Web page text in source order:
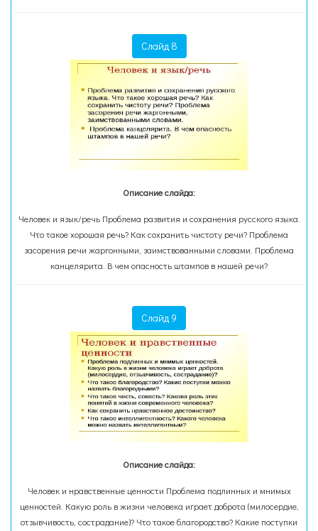
Слайд 8
Описание слайда:
Человек и язык/речь Проблема развития и сохранения русского языка.
Что такое хорошая речь? Как сохранить чистоту речи? Проблема
засорения речи жаргонными, заимствованными словами. Проблема
канцелярита. В чем опасность штампов в нашей речи?
Слайд 9
Описание слайда:
Человек и нравственные ценности Проблема подлинных и мнимых
ценностей. Какую роль в жизни человека играет доброта (милосердие,
отзывчивость, сострадание)? Что такое благородство? Какие поступки